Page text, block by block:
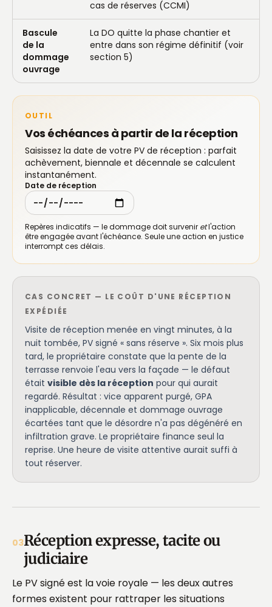
cas de réserves (CCMI)
Bascule
de la
dommage
ouvrage
La DO quitte la phase chantier et
entre dans son régime définitif (voir
section 5)
OUTIL
Vos échéances à partir de la réception
Saisissez la date de votre PV de réception : parfait
achèvement, biennale et décennale se calculent
instantanément.
Date de réception
Repères indicatifs — le dommage doit survenir etl'action
être engagée avant l'échéance. Seule une action en justice
interrompt ces délais.
CAS CONCRET — LE COÛT D'UNE RÉCEPTION
EXPÉDIÉE
Visite de réception menée en vingt minutes, à la
nuit tombée, PV signé « sans réserve ». Six mois plus
tard, le propriétaire constate que la pente de la
terrasse renvoie l'eau vers la façade — le défaut
était visible dès la réception pour qui aurait
regardé. Résultat : vice apparent purgé, GPA
inapplicable, décennale et dommage ouvrage
écartées tant que le désordre n'a pas dégénéré en
infiltration grave. Le propriétaire finance seul la
reprise. Une heure de visite attentive aurait suffi à
tout réserver.
03Réception expresse, tacite ou
judiciaire
Le PV signé est la voie royale — les deux autres
formes existent pour rattraper les situations